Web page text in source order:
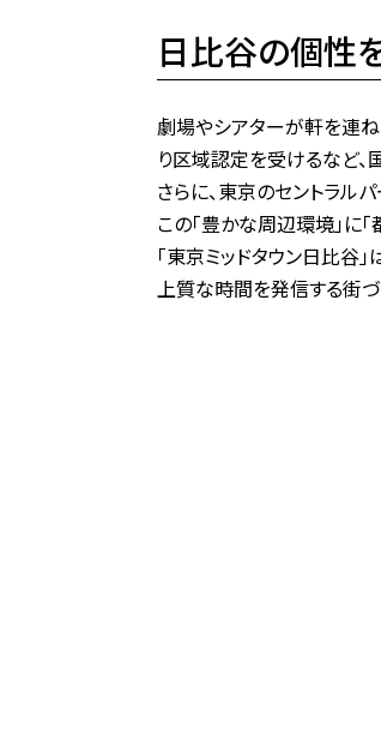
日比谷の個性
劇場やシアターが軒を連ね
り区域認定を受けるなど、
さらに、東京のセントラル
この「豊かな周辺環境」に
「東京ミッドタウン日比谷
上質な時間を発信する街づ